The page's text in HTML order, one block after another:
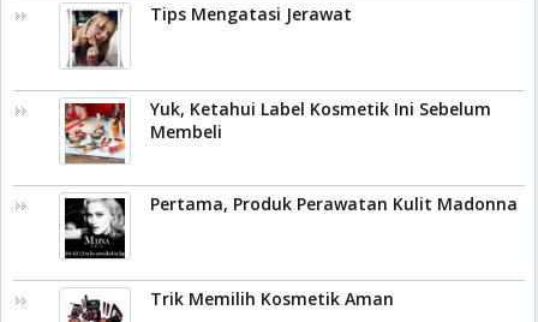
Tips Mengatasi Jerawat
Yuk, Ketahui Label Kosmetik Ini Sebelum
Membeli
Pertama, Produk Perawatan Kulit Madonna
Trik Memilih Kosmetik Aman